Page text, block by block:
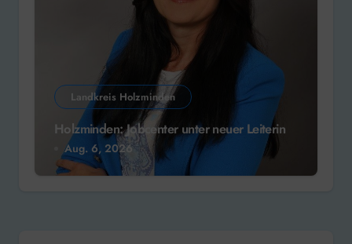
Landkreis Holzminden
Holzminden: Jobcenter unter neuer Leiterin
Aug. 6, 2026